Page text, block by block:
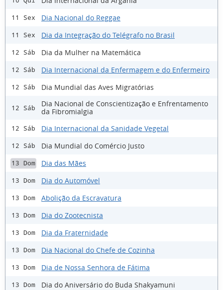
11 Sex Dia Nacional do Reggae
11 Sex Dia da Integração do Telégrafo no Brasil
12 Sáb Dia da Mulher na Matemática
12 Sáb Dia Internacional da Enfermagem e do Enfermeiro
12 Sáb Dia Mundial das Aves Migratórias
12 Sáb
Dia Nacional de Conscientização e Enfrentamento
da Fibromialgia
12 Sáb Dia Internacional da Sanidade Vegetal
12 Sáb Dia Mundial do Comércio Justo
13 Dom Dia das Mães
13 Dom Dia do Automóvel
13 Dom Abolição da Escravatura
13 Dom Dia do Zootecnista
13 Dom Dia da Fraternidade
13 Dom Dia Nacional do Chefe de Cozinha
13 Dom Dia de Nossa Senhora de Fátima
13 Dom Dia do Aniversário do Buda Shakyamuni